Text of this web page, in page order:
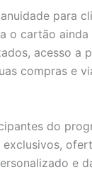
para
o cartão ainda
acesso a
compras e
do
e